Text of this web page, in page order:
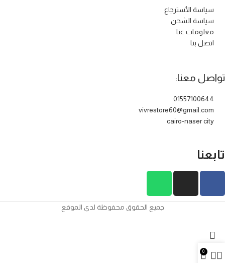
سياسة الأسترجاع
سياسة الشحن
معلومات عنا
اتصل بنا
تواصل معنا:
01557100644
vivrestore60@gmail.com
cairo-naser city
تابعنا
جميع الحقوق محفوظة لدي الموقع
0